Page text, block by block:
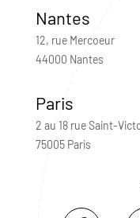
Nantes
12, rue Mercoeur
44000 Nantes
Paris
2 au 18 rue Saint-
75005 Paris